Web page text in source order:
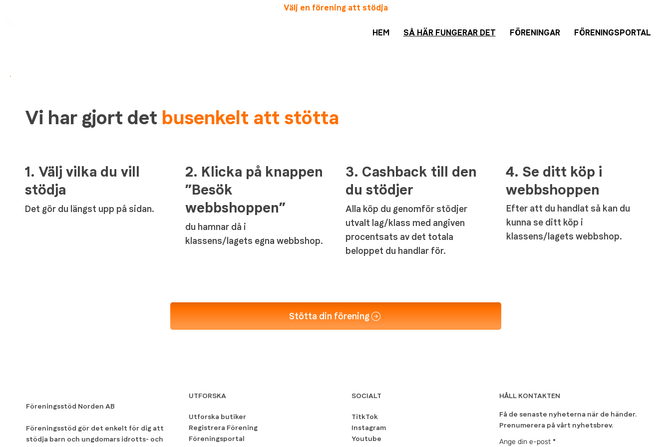
Välj en förening att stödja
HEM SÅ HÄR FUNGERAR DET FÖRENINGAR FÖRENINGSPORTAL
Vi har gjort det busenkelt att stötta
1. Välj vilka du vill
stödja
Det gör du längst upp på sidan.
2. Klicka på knappen
”Besök
webbshoppen”
du hamnar då i
klassens/lagets egna webbshop.
3. Cashback till den
du stödjer
Alla köp du genomför stödjer
utvalt lag/klass med angiven
procentsats av det totala
beloppet du handlar för.
4. Se ditt köp i
webbshoppen
Efter att du handlat så kan du
kunna se ditt köp i
klassens/lagets webbshop.
Stötta din förening
Föreningsstöd Norden AB
Föreningsstöd gör det enkelt för dig att
stödja barn och ungdomars idrotts- och
UTFORSKA
Utforska butiker
Registrera Förening
Föreningsportal
SOCIALT
TitkTok
Instagram
Youtube
HÅLL KONTAKTEN
Få de senaste nyheterna när de händer.
Prenumerera på vårt nyhetsbrev.
Ange din e-post